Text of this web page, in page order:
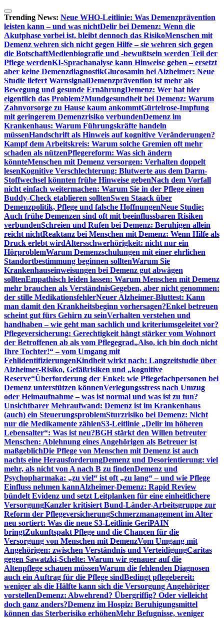
Zum
Inhalt
springen
Trending News: Neue WHO-Leitlinie: Was Demenzprävention
leisten kann – und was nichtDelir bei Demenz: Wenn die
Akutphase vorbei ist, bleibt dennoch das RisikoMenschen mit
Demenz wehren sich nicht gegen Hilfe – sie wehren sich gegen
die BotschaftMedienbiografie und -bewußtsein werden Teil der
Pflege werdenKI-Sprachanalyse kann Hinweise geben – ersetzt
aber keine DemenzdiagnostikGlucosamin bei Alzheimer: Neue
Studie liefert WarnsignalDemenzprävention ist mehr als
Bewegung und gesunde ErnährungDemenz: Wer hat hier
eigentlich das Problem?Mundgesundheit bei Demenz: Warum
Zahnvorsorge zu Hause kaum ankommtGürtelrose-Impfung
mit geringerem Demenzrisiko verbundenDemenz im
Krankenhaus: Warum Führungskräfte handeln
müssenHandschrift als Hinweis auf kognitive Veränderungen?
Kampf dem Arbeitskreis: Warum solche Gremien oft mehr
schaden als nützenPflegereform: Was sich ändern
könnteMenschen mit Demenz versorgen: Verhalten doppelt
lesenKognitive Verschlechterung: Blutwerte aus dem Darm-
Stoffwechsel könnten frühe Hinweise gebenNach dem Vorfall
nicht einfach weitermachen: Warum Sie in der Pflege einen
Buddy-Check etablieren solltenSwen Staack über
Demenzpolitik, Pflege und falsche HoffnungenNeue Studie:
Auch frühe Demenzen sind oft mit beeinflussbaren Risiken
verbundenSchreien und Rufen bei Demenz: Beruhigen allein
reicht nichtReaktanz bei Menschen mit Demenz: Wenn Hilfe als
Druck erlebt wirdAltersschwerhörigkeit: nicht nur ein
HörproblemWarum Demenzschulungen mit einer ehrlichen
Standortbestimmung beginnen solltenWarum Sie
Krankenhauseinweisungen bei Demenz gut abwägen
solltenEmpathisch leiden lassen: Warum Menschen mit Demenz
mehr brauchen als VerständnisGegeben, aber nicht genommen:
der stille MedikationsfehlerNeuer Alzheimer-Bluttest: Kann
man damit den Krankheitsbeginn vorhersagen?Enkel betreuen
scheint gut fürs Gehirn zu seinVerhalten verstehen und
handhaben – wie geht man sachlich und kriteriumsgeleitet vor?
Pflegeversicherung: Gerechtigkeit hängt stärker vom Wohnort
der Betroffenen ab als vom Pflegegrad„Also, ich bin doch nicht
Ihre Tochter!“ – vom Umgang mit
FehlidentifizierungenKindheit wirkt nach: Langzeitstudie über
Alzheimer-Risiko, Gefäßrisiken und „kognitive
Reserve“Überforderung der Enkel: wie Pflegefachpersonen bei
Demenz unterstützen könnenVerlegungsstress nach Umzug
oder Heimaufnahme – was ist normal und was ist zu tun?
Unsichtbarer Mehraufwand: Demenz ist im Krankenhaus
(auch) ein SteuerungsproblemSturzrisiko bei Demenz: Nicht
nur die Medikamente zählenS3-Leitlinie „Delir im höheren
Lebensalter“: Was ist neu?BGH stärkt den Willen betreuter
Menschen: Ablehnung eines Angehörigen als Betreuer ist
maßgeblichDie Pflege von Menschen mit Demenz ist auch
nachts eine HerausforderungDemenz und Desorientierung: viel
mehr, als nicht von A nach B zu findenDemenz und
Psychopharmaka: „zu viel“ ist oft „zu lang“ – und wie Pflege
Einfluss nehmen kannAlzheimer-Demenz: Rapid Review
bündelt Evidenz und setzt Leitplanken für eine einheitlichere
VersorgungKanzler kritisiert Bund-Länder-Arbeitsgruppe zur
Reform der PflegeversicherungSchmerzmanagement im Alter
neu sortiert: Was die neue S3-Leitlinie GeriPAIN
bringtZukunftspakt Pflege und die Chancen für die
Versorgung von Menschen mit DemenzVom Umgang mit
Angehörigen: zwischen Verständnis und VerteidigungCaritas
gegen Sawatzki-Schelte: Warum wir genauer auf die
Altenpflege schauen müssenWarum die fehlenden Diagnosen
auch ein Auftrag für die Pflege sindBedingt pflegebereit:
weniger als die Hälfte kann sich die Versorgung Angehöriger
vorstellenDemenz: Abwehrend? Übergriffig? Oder vielleicht
doch ganz anders?Demenz im Hospiz: Beruhigungsmittel
können das Sterberisiko erhöhenMehr Befugnisse, weniger